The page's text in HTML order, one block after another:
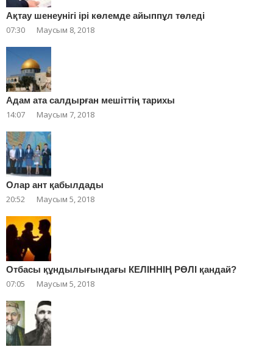
Ақтау шенеунігі ірі көлемде айыппұл төледі
07:30 Маусым 8, 2018
Адам ата салдырған мешіттің тарихы
14:07 Маусым 7, 2018
Олар ант қабылдады
20:52 Маусым 5, 2018
Отбасы құндылығындағы КЕЛІННІҢ РӨЛІ қандай?
07:05 Маусым 5, 2018